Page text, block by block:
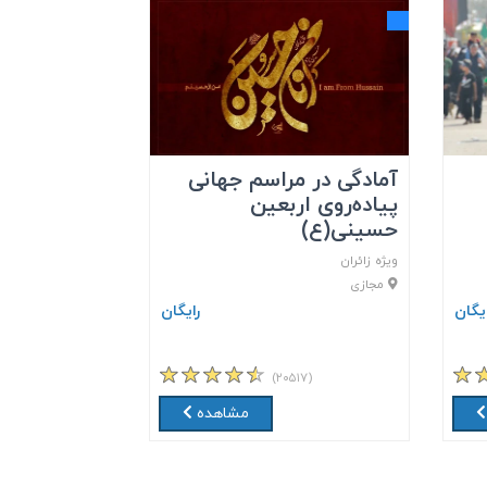
آمادگی در مراسم جهانی
پیاده‌روی اربعین
حسینی(ع)
ویژه زائران
مجازی
رایگان
(۲۰۵۱۷)
مشاهده